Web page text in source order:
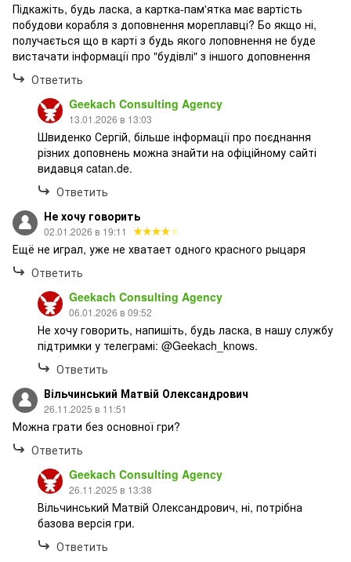
Підкажіть, будь ласка, а картка-пам'ятка має вартість
побудови корабля з доповнення мореплавці? Бо якщо ні,
получається що в карті з будь якого лоповнення не буде
вистачати інформації про "будівлі" з іншого доповнення
Ответить
Geekach Consulting Agency
13.01.2026 в 13:03
Швиденко Сергій, більше інформації про поєднання
різних доповнень можна знайти на офіційному сайті
видавця catan.de.
Ответить
Не хочу говорить
02.01.2026 в 19:11
Ещё не играл, уже не хватает одного красного рыцаря
Ответить
Geekach Consulting Agency
06.01.2026 в 09:52
Не хочу говорить, напишіть, будь ласка, в нашу службу
підтримки у телеграмі: @Geekach_knows.
Ответить
Вільчинський Матвій Олександрович
26.11.2025 в 11:51
Можна грати без основної гри?
Ответить
Geekach Consulting Agency
26.11.2025 в 13:38
Вільчинський Матвій Олександрович, ні, потрібна
базова версія гри.
Ответить